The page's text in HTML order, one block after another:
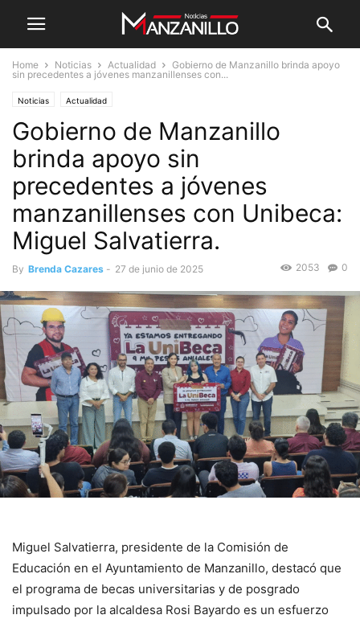
Home Noticias Actualidad
Gobierno de Manzanillo brinda apoyo
sin precedentes a jóvenes manzanillenses con...
Noticias Actualidad
Gobierno de Manzanillo
brinda apoyo sin
precedentes a jóvenes
manzanillenses con Unibeca:
Miguel Salvatierra.
By Brenda Cazares - 27 de junio de 2025 0
2053
Miguel Salvatierra, presidente de la Comisión de
Educación en el Ayuntamiento de Manzanillo, destacó que
el programa de becas universitarias y de posgrado
impulsado por la alcaldesa Rosi Bayardo es un esfuerzo